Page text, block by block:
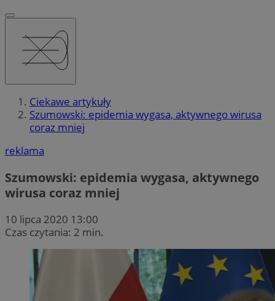
Ciekawe artykuły
Szumowski: epidemia wygasa, aktywnego wirusa
coraz mniej
reklama
Szumowski: epidemia wygasa, aktywnego
wirusa coraz mniej
10 lipca 2020 13:00
Czas czytania: 2 min.